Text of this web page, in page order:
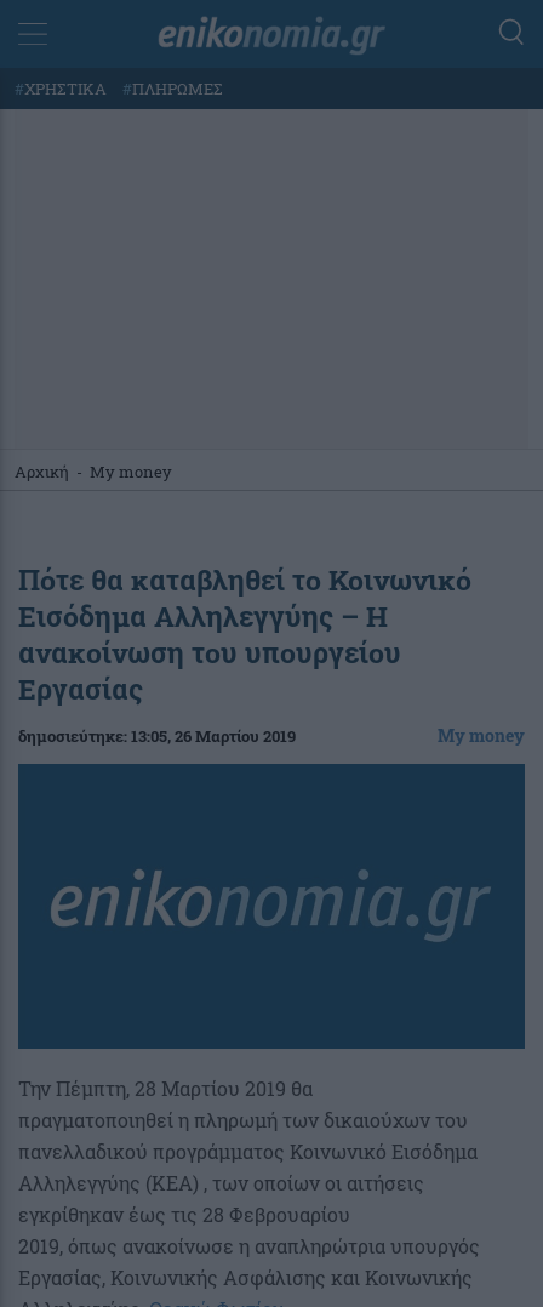
#ΧΡΗΣΤΙΚΑ #ΠΛΗΡΩΜΕΣ
Αρχική - My money
Πότε θα καταβληθεί το Κοινωνικό
Εισόδημα Αλληλεγγύης – Η
ανακοίνωση του υπουργείου
Εργασίας
δημοσιεύτηκε:13:05, 26 Μαρτίου 2019 My money
Την Πέμπτη, 28 Μαρτίου 2019 θα
πραγματοποιηθεί η πληρωμή των δικαιούχων του
πανελλαδικού προγράμματος Κοινωνικό Εισόδημα
Αλληλεγγύης (ΚΕΑ) , των οποίων οι αιτήσεις
εγκρίθηκαν έως τις 28 Φεβρουαρίου
2019, όπως ανακοίνωσε η αναπληρώτρια υπουργός
Εργασίας, Κοινωνικής Ασφάλισης και Κοινωνικής